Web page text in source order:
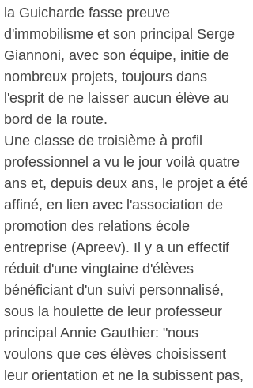
la Guicharde fasse preuve
d'immobilisme et son principal Serge
Giannoni, avec son équipe, initie de
nombreux projets, toujours dans
l'esprit de ne laisser aucun élève au
bord de la route.
Une classe de troisième à profil
professionnel a vu le jour voilà quatre
ans et, depuis deux ans, le projet a été
affiné, en lien avec l'association de
promotion des relations école
entreprise (Apreev). Il y a un effectif
réduit d'une vingtaine d'élèves
bénéficiant d'un suivi personnalisé,
sous la houlette de leur professeur
principal Annie Gauthier: "nous
voulons que ces élèves choisissent
leur orientation et ne la subissent pas,